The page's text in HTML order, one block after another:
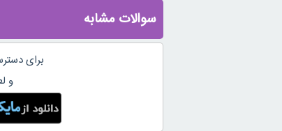
سوالات مشابه
برای
و